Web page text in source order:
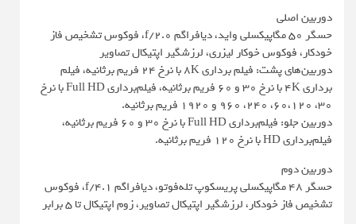
دوربین اصلی
حسگر ۵۰ مگاپیکسلی واید، دیافراگم f/2.0، فوکوس تشخیص فاز
خودکار، فوکوس خوکار لیزری، لرزشگیر اپتیکال تصاویر
دوربین‌های پشت: فیلم برداری 8K با نرخ ۲۴ فریم برثانیه، فیلم
برداری 4K با نرخ ۳۰ و ۶۰ فریم برثانیه، فیلم‌برداری Full HD با نرخ
۳۰، ۶۰،۱۲۰، ۲۴۰، ۹۶۰ و ۱۹۲۰ فریم برثانیه.
دوربین جلو: فیلم‌برداری Full HD با نرخ ۳۰ و ۶۰ فریم برثانیه،
فیلم‌برداری HD با نرخ ۱۲۰ فریم برثانیه.
دوربین دوم
حسگر ۴۸ مگاپیکسلی پریسکوپ تله‌فوتو، دیافراگم f/4.1، فوکوس
تشخیص فاز خودکار، لرزشگیر اپتیکال تصاویر، زوم اپتیکال تا ۵ برابر